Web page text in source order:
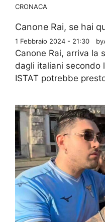
CRONACA
Canone Rai, se hai
1 Febbraio 2024 - 21:30 by
Canone Rai, arriva la
dagli italiani secondo
ISTAT potrebbe